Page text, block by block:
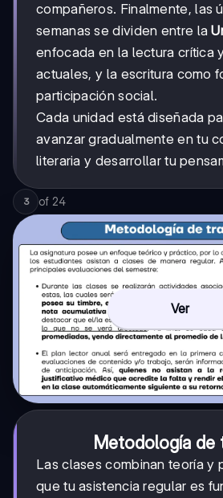
compañeros. Finalmente, las
semanas se dividen entre la
enfocada en la lectura crítica
actuales, y la escritura como
participación social.
Cada unidad está diseñada
avanzar gradualmente en tu
literaria y desarrollar tu
3 of 24
Ver
Metodología de
Las clases combinan teoría y
que tu asistencia regular es